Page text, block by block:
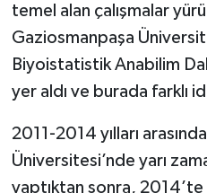
temel alan çalışmalar
Gaziosmanpaşa
Biyoistatistik Anabilim
yer aldı ve burada farklı
2011-2014 yılları
Üniversitesi’nde yarı
yaptıktan sonra,